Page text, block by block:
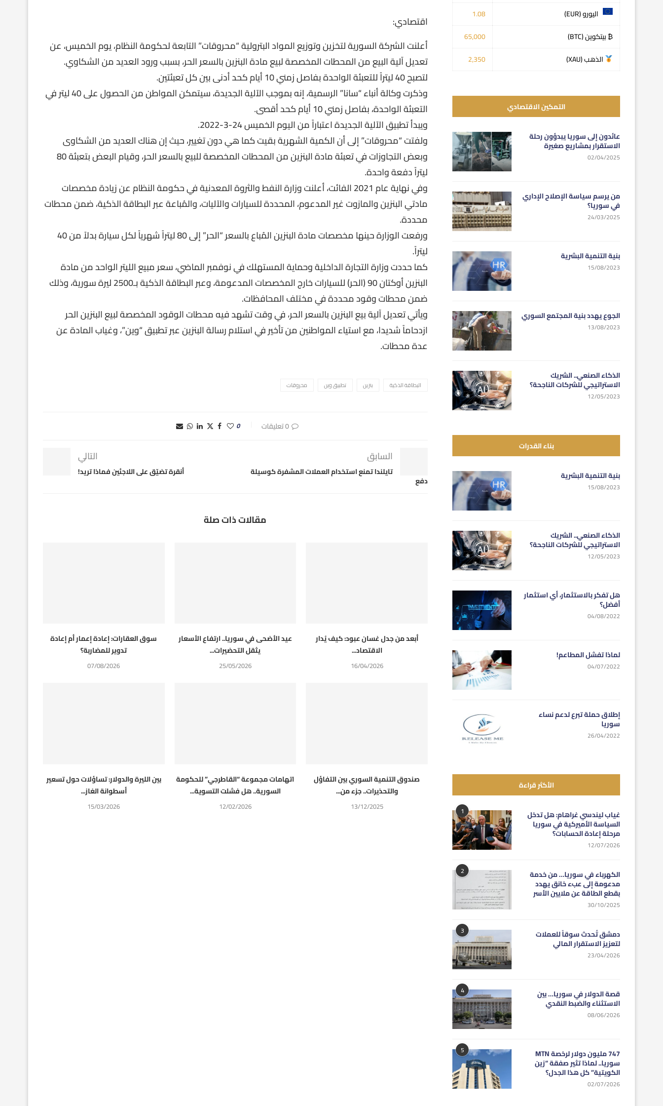
اقتصادي:
أعلنت الشركة السورية لتخزين وتوزيع المواد البترولية “محروقات” التابعة لحكومة النظام، يوم الخميس، عن
تعديل آلية البيع من المحطات المخصصة لبيع مادة البنزين بالسعر الحر، بسبب ورود العديد من الشكاوي.
لتصبح 40 ليتراً للتعبئة الواحدة بفاصل زمني 10 أيام كحد أدنى بين كل تعبئتين.
وذكرت وكالة أنباء “سانا” الرسمية، إنه بموجب الآلية الجديدة، سيتمكن المواطن من الحصول على 40 ليتر في
التعبئة الواحدة، بفاصل زمني 10 أيام كحد أقصى.
ويبدأ تطبيق الآلية الجديدة اعتباراً من اليوم الخميس 24-3-2022.
ولفتت “محروقات” إلى أن الكمية الشهرية بقيت كما هي دون تغيير، حيث إن هناك العديد من الشكاوى
وبعض التجاوزات في تعبئة مادة البنزين من المحطات المخصصة للبيع بالسعر الحر، وقيام البعض بتعبئة 80
ليتراً دفعة واحدة.
وفي نهاية عام 2021 الفائت، أعلنت وزارة النفط والثروة المعدنية في حكومة النظام عن زيادة مخصصات
مادتي البنزين والمازوت غير المدعوم، المحددة للسيارات والآليات، والمُباعة عبر البطاقة الذكية، ضمن محطات
محددة.
ورفعت الوزارة حينها مخصصات مادة البنزين المُباع بالسعر “الحر” إلى 80 ليتراً شهرياً لكل سيارة بدلاً من 40
ليتراً.
كما حددت وزارة التجارة الداخلية وحماية المستهلك في نوفمبر الماضي، سعر مبيع الليتر الواحد من مادة
البنزين أوكتان 90 (الحر) للسيارات خارج المخصصات المدعومة، وعبر البطاقة الذكية بـ2500 ليرة سورية، وذلك
ضمن محطات وقود محددة في مختلف المحافظات.
ويأتي تعديل آلية بيع البنزين بالسعر الحر، في وقت تشهد فيه محطات الوقود المخصصة لبيع البنزين الحر
ازدحاماً شديدا، مع استياء المواطنين من تأخير في استلام رسالة البنزين عبر تطبيق “وين”، وغياب المادة عن
عدة محطات.
البطاقة الذكية بنزين تطبيق وين محروقات
0 تعليقات 0
السابق
تايلندا تمنع استخدام العملات المشفرة كوسيلة
دفع
التالي
أنقرة تضيّق على اللاجئين فماذا تريد!
مقالات ذات صلة
سوق العقارات: إعادة إعمار أم إعادة
تدوير للمضاربة؟
07/08/2026
عيد الأضحى في سوريا.. ارتفاع الأسعار
يثقل التحضيرات...
25/05/2026
أبعد من جدل غسان عبود: كيف يُدار
الاقتصاد...
16/04/2026
بين الليرة والدولار: تساؤلات حول تسعير
أسطوانة الغاز...
15/03/2026
اتهامات مجموعة “القاطرجي” للحكومة
السورية.. هل فشلت التسوية...
12/02/2026
صندوق التنمية السوري بين التفاؤل
والتحذيرات.. جزء من...
13/12/2025
اليورو (EUR)
1.08
₿ بيتكوين (BTC)
65,000
الذهب (XAU)
2,350
التمكين الاقتصادي
عائدون إلى سوريا يبدؤون رحلة
الاستقرار بمشاريع صغيرة
02/04/2025
من يرسم سياسة الإصلاح الإداري
في سوريا؟
24/03/2025
بنية التنمية البشرية
15/08/2023
الجوع يهدد بنية المجتمع السوري
13/08/2023
الذكاء الصنعي.. الشريك
الاستراتيجي للشركات الناجحة؟
12/05/2023
بناء القدرات
بنية التنمية البشرية
15/08/2023
الذكاء الصنعي.. الشريك
الاستراتيجي للشركات الناجحة؟
12/05/2023
هل تفكر بالاستثمار، أي استثمار
أفضل؟
04/08/2022
لماذا تفشل المطاعم!
04/07/2022
إطلاق حملة تبرع لدعم نساء
سوريا
26/04/2022
الأكثر قراءة
1 غياب ليندسي غراهام: هل تدخل
السياسة الأميركية في سوريا
مرحلة إعادة الحسابات؟
12/07/2026
2 الكهرباء في سوريا… من خدمة
مدعومة إلى عبء خانق يهدد
بقطع الطاقة عن ملايين الأسر
30/10/2025
3 دمشق تُحدث سوقاً للعملات
لتعزيز الاستقرار المالي
23/04/2026
4 قصة الدولار في سوريا… بين
الاستثناء والضبط النقدي
08/06/2026
5 747 مليون دولار لرخصة MTN
سوريا.. لماذا تثير صفقة “زين
الكويتية” كل هذا الجدل؟
02/07/2026